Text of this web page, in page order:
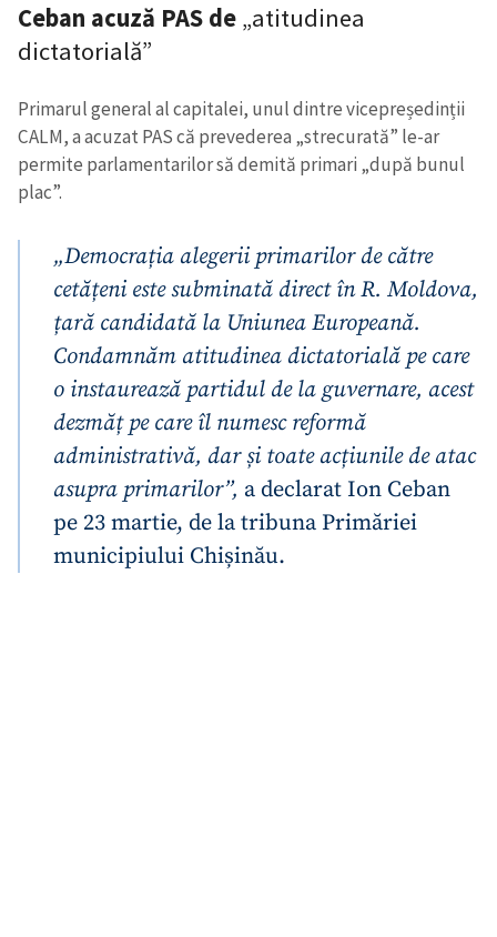
Ceban acuză PAS de „atitudinea
dictatorială”
Primarul general al capitalei, unul dintre vicepreședinții
CALM, a acuzat PAS că prevederea „strecurată” le-ar
permite parlamentarilor să demită primari „după bunul
plac”.
„Democrația alegerii primarilor de către
cetățeni este subminată direct în R. Moldova,
țară candidată la Uniunea Europeană.
Condamnăm atitudinea dictatorială pe care
o instaurează partidul de la guvernare, acest
dezmăț pe care îl numesc reformă
administrativă, dar și toate acțiunile de atac
asupra primarilor”, a declarat Ion Ceban
pe 23 martie, de la tribuna Primăriei
municipiului Chișinău.